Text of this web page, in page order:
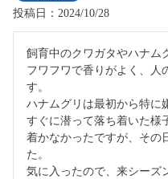
投稿日 2024/10/28
飼育中のクワガタやハナム
フワフワで香りがよく、人
す。
ハナムグリは最初から特に
すぐに潜って落ち着いた様
着かなかったですが、その
た。
気に入ったので、来シーズ